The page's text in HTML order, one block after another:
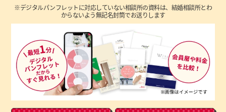
※デジタルパンフレットに対応していない相談所の資料は、結婚相談所とわ
からないよう無記名封筒でお送りします